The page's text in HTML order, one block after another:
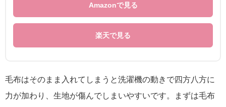
Amazonで見る
楽天で見る
毛布はそのまま入れてしまうと洗濯機の動きで四方八方に
力が加わり、生地が傷んでしまいやすいです。まずは毛布